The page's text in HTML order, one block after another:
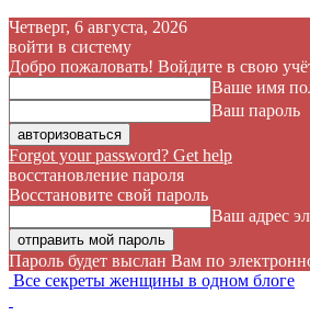
Четверг, 6 августа, 2026
войти в систему
Добро пожаловать! Войдите в свою
Ваше имя
Ваш пароль
Forgot your password? Get help
восстановление пароля
Восстановите свой пароль
Ваш адрес
Пароль будет выслан Вам по
Все секреты женщины в одном блоге